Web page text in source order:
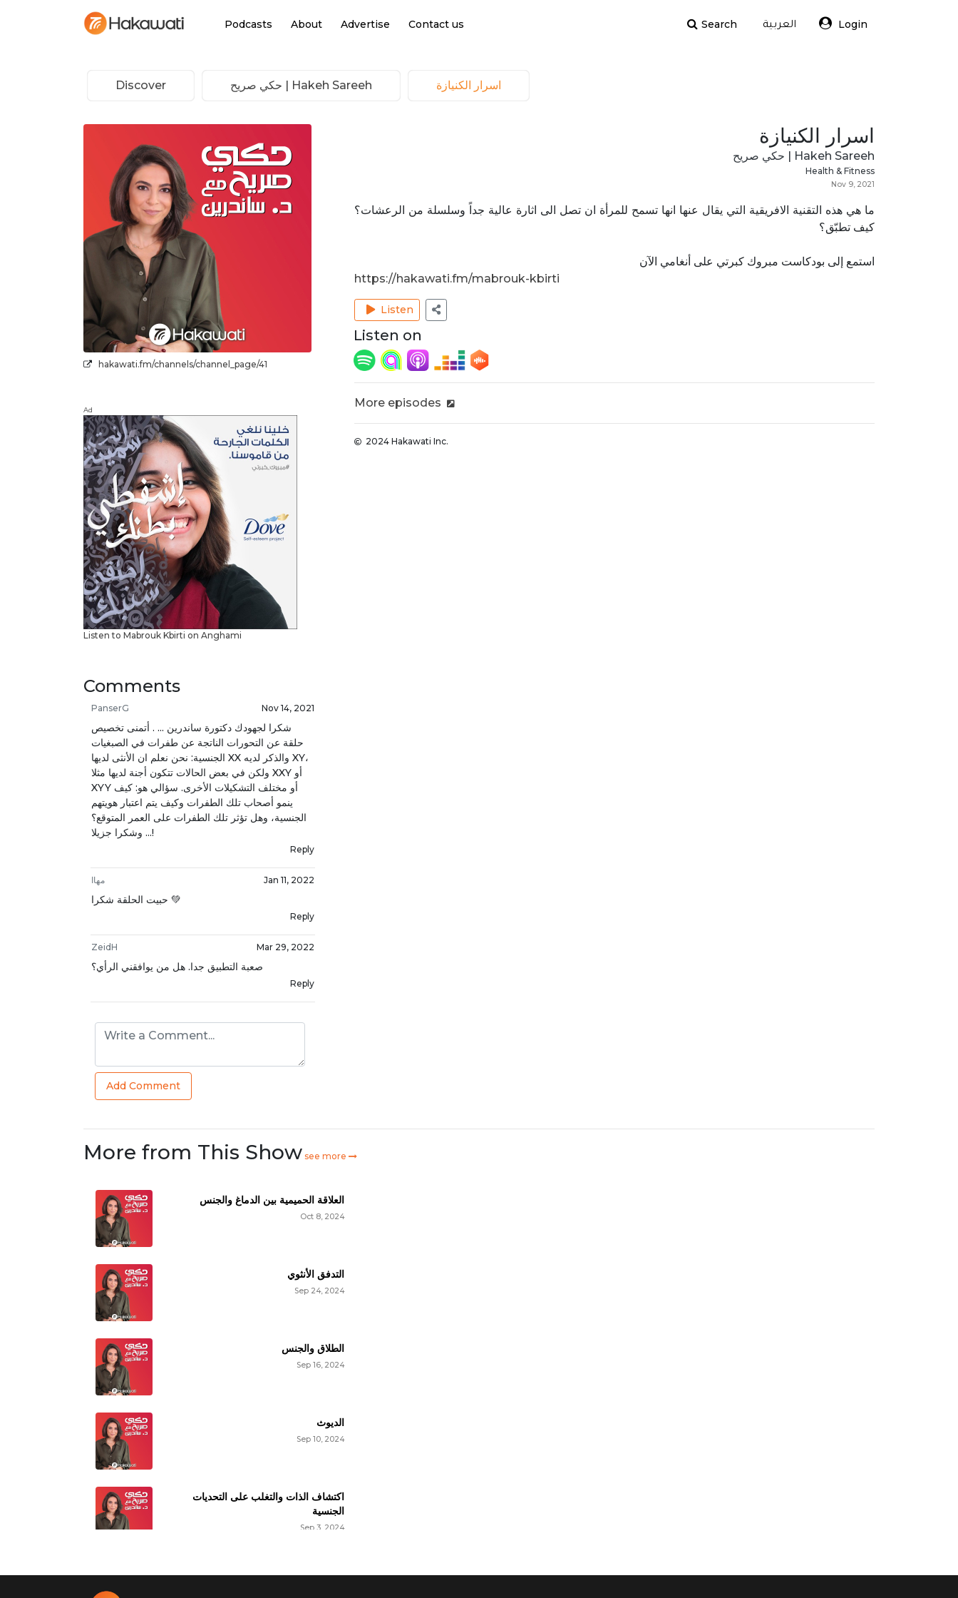
Podcasts About Advertise Contact us Search العربية Login
Discover Hakeh Sareeh | حكي صريح اسرار الكنيازة
hakawati.fm/channels/channel_page/41
Ad
Listen to Mabrouk Kbirti on Anghami
Comments
PanserG Nov 14, 2021
شكرا لجهودك دكتورة ساندرين ... . أتمنى تخصيص
حلقة عن التحورات الناتجة عن طفرات في الصبغيات
الجنسية: نحن نعلم ان الأنثى لديها XX والذكر لديه XY،
ولكن في بعض الحالات تتكون أجنة لديها مثلا XXY أو
XYY أو مختلف التشكيلات الأخرى. سؤالي هو: كيف
ينمو أصحاب تلك الطفرات وكيف يتم اعتبار هويتهم
الجنسية، وهل تؤثر تلك الطفرات على العمر المتوقع؟
... وشكرا جزيلا!
Reply
مهاا Jan 11, 2022
حبيت الحلقة شكرا 💚
Reply
ZeidH Mar 29, 2022
صعبة التطبيق جدا. هل من يوافقني الرأي؟
Reply
Add Comment
اسرار الكنيازة
Hakeh Sareeh | حكي صريح
Health & Fitness
Nov 9, 2021
ما هي هذه التقنية الافريقية التي يقال عنها انها تسمح للمرأة ان تصل الى اثارة عالية جداً وسلسلة من الرعشات؟
كيف تطبّق؟
استمع إلى بودكاست مبروك كبرتي على أنغامي الآن
https://hakawati.fm/mabrouk-kbirti
Listen
Listen on
More episodes
2024 Hakawati Inc.
More from This Show see more
العلاقة الحميمية بين الدماغ والجنس
Oct 8, 2024
التدفق الأنثوي
Sep 24, 2024
الطلاق والجنس
Sep 16, 2024
الديوث
Sep 10, 2024
اكتشاف الذات والتغلب على التحديات
الجنسية
Sep 3, 2024